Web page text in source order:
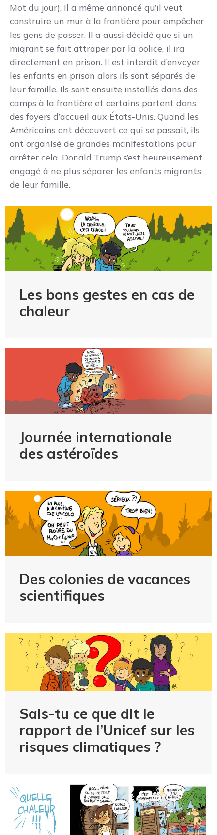
Mot du jour). Il a même annoncé qu’il veut
construire un mur à la frontière pour empêcher
les gens de passer. Il a aussi décidé que si un
migrant se fait attraper par la police, il ira
directement en prison. Il est interdit d’envoyer
les enfants en prison alors ils sont séparés de
leur famille. Ils sont ensuite installés dans des
camps à la frontière et certains partent dans
des foyers d’accueil aux États-Unis. Quand les
Américains ont découvert ce qui se passait, ils
ont organisé de grandes manifestations pour
arrêter cela. Donald Trump s’est heureusement
engagé à ne plus séparer les enfants migrants
de leur famille.
Les bons gestes en cas de
chaleur
Journée internationale
des astéroïdes
Des colonies de vacances
scientifiques
Sais-tu ce que dit le
rapport de l’Unicef sur les
risques climatiques ?